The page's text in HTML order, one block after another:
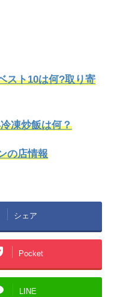
スト10は何?取り寄
凍炒飯は何？
の店情報
シェア
Pocket
LINE